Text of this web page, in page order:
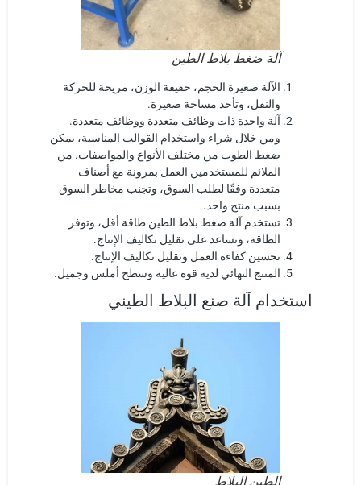
آلة ضغط بلاط الطين
الآلة صغيرة الحجم، خفيفة الوزن، مريحة للحركة
والنقل، وتأخذ مساحة صغيرة.
آلة واحدة ذات وظائف متعددة ووظائف متعددة.
ومن خلال شراء واستخدام القوالب المناسبة، يمكن
ضغط الطوب من مختلف الأنواع والمواصفات. من
الملائم للمستخدمين العمل بمرونة مع أصناف
متعددة وفقًا لطلب السوق، وتجنب مخاطر السوق
بسبب منتج واحد.
تستخدم آلة ضغط بلاط الطين طاقة أقل، وتوفر
الطاقة، وتساعد على تقليل تكاليف الإنتاج.
تحسين كفاءة العمل وتقليل تكاليف الإنتاج.
المنتج النهائي لديه قوة عالية وسطح أملس وجميل.
استخدام آلة صنع البلاط الطيني
الطين البلاط